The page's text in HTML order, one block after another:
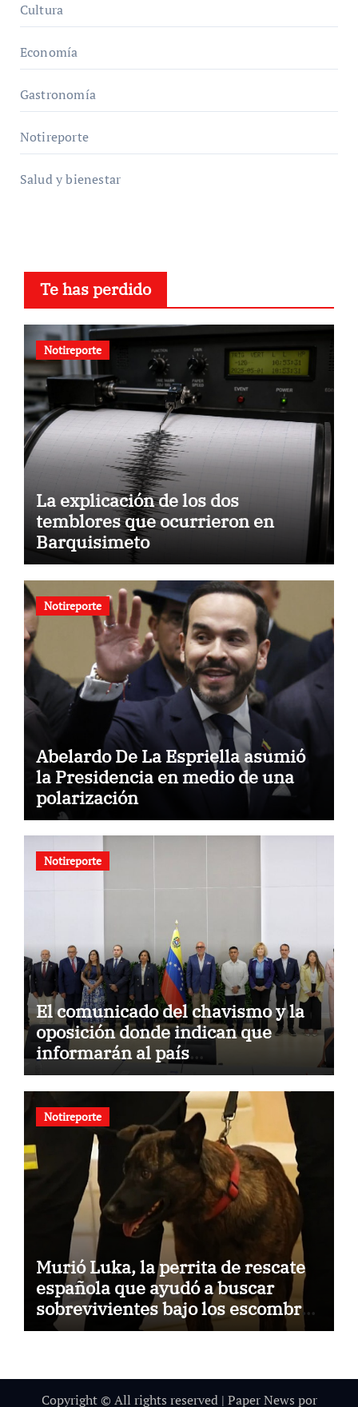
Cultura
Economía
Gastronomía
Notireporte
Salud y bienestar
Te has perdido
Notireporte
La explicación de los dos
temblores que ocurrieron en
Barquisimeto
Notireporte
Abelardo De La Espriella asumió
la Presidencia en medio de una
polarización
Notireporte
El comunicado del chavismo y la
oposición donde indican que
informarán al país
oportunamente sobre los avances
alcanzado
Notireporte
Murió Luka, la perrita de rescate
española que ayudó a buscar
sobrevivientes bajo los escombros
tras los terremotos
Copyright © All rights reserved | Paper News por